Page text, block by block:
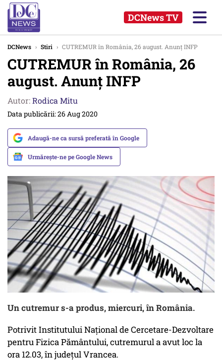
DCNews TV
DCNews › Stiri › CUTREMUR în România, 26 august. Anunț INFP
CUTREMUR în România, 26
august. Anunț INFP
Autor:Rodica Mitu
Data publicării: 26 Aug 2020
Adaugă-ne ca sursă preferată în Google
Urmărește-ne pe Google News
Un cutremur s-a produs, miercuri, în România.
Potrivit Institutului Național de Cercetare-Dezvoltare
pentru Fizica Pământului, cutremurul a avut loc la
ora 12.03, în județul Vrancea.